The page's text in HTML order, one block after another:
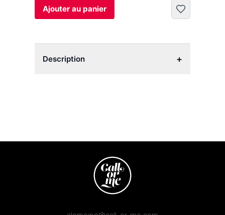
Ajouter au panier
Description +